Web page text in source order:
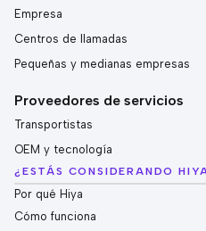
Empresa
Centros de llamadas
Pequeñas y medianas empresas
Proveedores de servicios
Transportistas
OEM y tecnología
¿ESTÁS CONSIDERANDO
Por qué Hiya
Cómo funciona